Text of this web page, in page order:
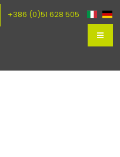
+386 (0)51 628 505